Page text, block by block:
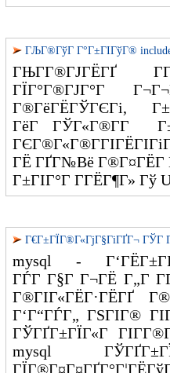
ГЉГ®ГўГ Г°Г±ГІГўГ®
ГЇГ°Г®ГЈГ°Г
Г®ГёГЁГЎГЄГі,
ГёГ ГЎГ«Г®Г­Г Г±
ГЁ ГҐГ№Вё Г®Г¤ГЁГ­
Г±ГІГ°Г Г­ГЁГ¶Г» Гў
Г€Г±ГЇГ®Г«ГјГ§ГіГҐГ¬ ГЎГ
mysql -
ГЃГ Г§Г Г¬ГЁ Г„Г
Г®ГІГ«ГЁГ·ГЁГҐ
Г‘Г“ГЃГ„ ГЅГІГ®
ГЎГҐГ±ГЇГ«Г
mysql